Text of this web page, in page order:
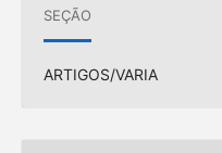
SEÇÃO
ARTIGOS/VARIA